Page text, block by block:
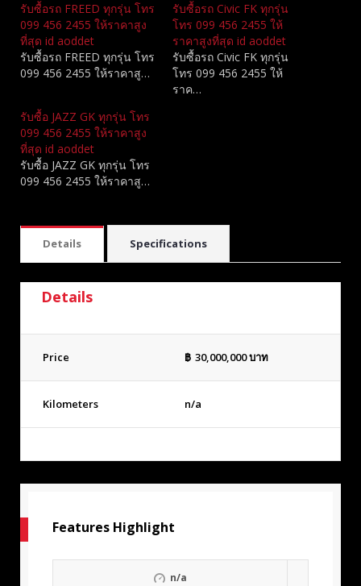
รับซื้อรถ FREED ทุกรุ่น โทร
099 456 2455 ให้ราคาสูง
ที่สุด id aoddet
รับซื้อรถ FREED ทุกรุ่น โทร
099 456 2455 ให้ราคาสู…
รับซื้อรถ Civic FK ทุกรุ่น
โทร 099 456 2455 ให้
ราคาสูงที่สุด id aoddet
รับซื้อรถ Civic FK ทุกรุ่น
โทร 099 456 2455 ให้
ราค…
รับซื้อ JAZZ GK ทุกรุ่น โทร
099 456 2455 ให้ราคาสูง
ที่สุด id aoddet
รับซื้อ JAZZ GK ทุกรุ่น โทร
099 456 2455 ให้ราคาสู…
Details Specifications
Details
Price ฿ 30,000,000บาท
Kilometers n/a
Features Highlight
n/a